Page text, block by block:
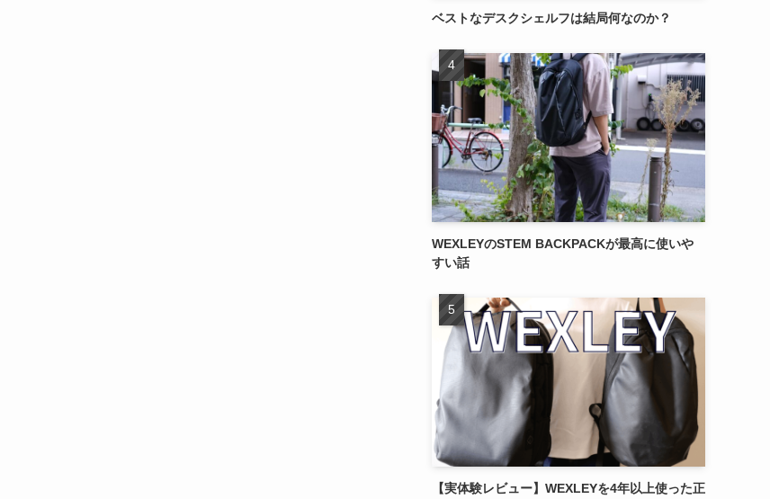
ベストなデスクシェルフは結局何なのか？
WEXLEYのSTEM BACKPACKが最高に使いや
すい話
【実体験レビュー】WEXLEYを4年以上使った正